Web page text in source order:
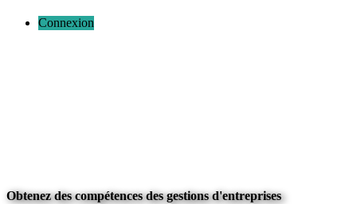
Connexion
Obtenez des compétences des gestions d'entreprises